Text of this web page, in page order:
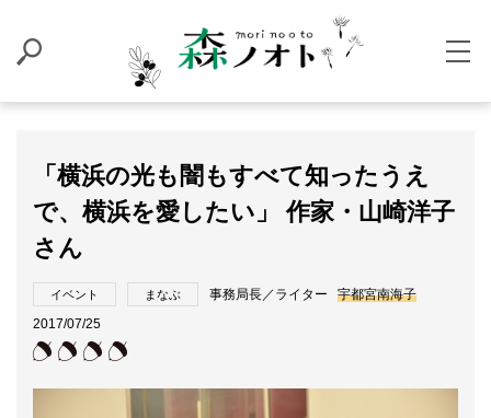
「横浜の光も闇もすべて知ったうえ
で、横浜を愛したい」 作家・山崎洋子
さん
イベント まなぶ 事務局長／ライター
宇都宮南海子
2017/07/25